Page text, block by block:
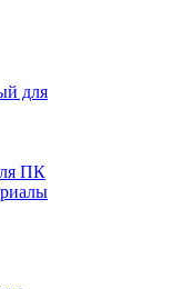
для
ПК